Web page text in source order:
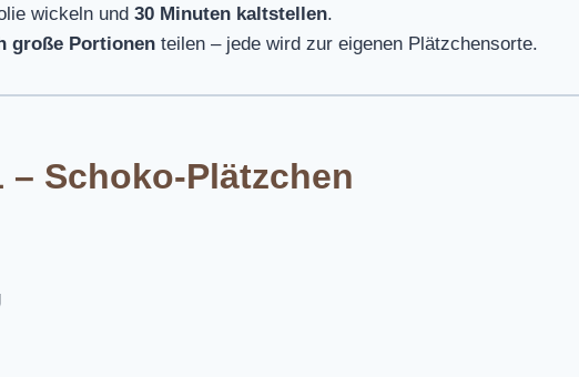
wickeln und 30 Minuten kaltstellen.
große Portionen teilen – jede wird zur eigenen Plätzchensorte.
– Schoko-Plätzchen